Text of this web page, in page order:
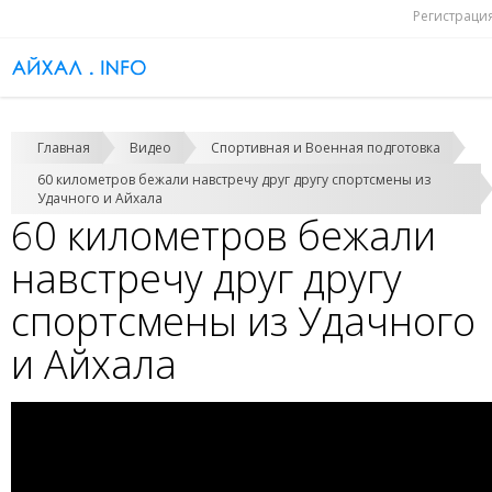
Главная Видео
Спортивная и Военная подготовка
60 километров бежали навстречу друг другу спортсмены из
Удачного и Айхала
60 километров бежали
навстречу друг другу
спортсмены из Удачного
и Айхала